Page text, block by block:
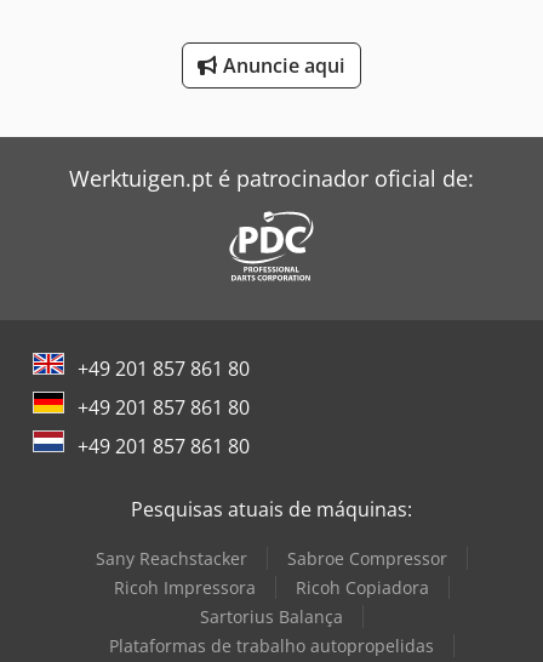
Rexroth Bomba
Seepex Bomba
Wilo Bomba
Windmöller & Hölscher Máquinas De Sacos
Anuncie aqui
Werktuigen.pt é patrocinador oficial de:
+49 201 857 861 80
+49 201 857 861 80
+49 201 857 861 80
Pesquisas atuais de máquinas:
Sany Reachstacker
Sabroe Compressor
Ricoh Impressora
Ricoh Copiadora
Sartorius Balança
Plataformas de trabalho autopropelidas